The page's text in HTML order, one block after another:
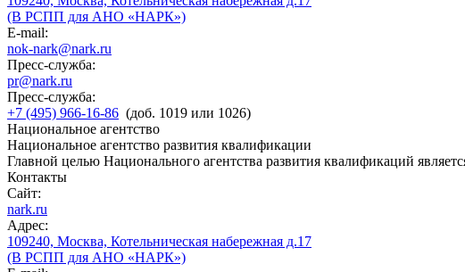
(В РСПП для АНО «НАРК»)
E-mail:
nok-nark@nark.ru
Пресс-служба:
pr@nark.ru
Пресс-служба:
+7 (495) 966-16-86 (доб. 1019 или 1026)
Национальное агентство
Национальное агентство развития квалификации
Главной целью Национального агентства развития квалификаций
Контакты
Сайт:
nark.ru
Адрес:
109240, Москва, Котельническая набережная д.17
(В РСПП для АНО «НАРК»)